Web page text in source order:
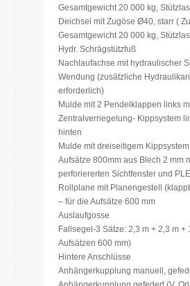
Gesamtgewicht 20 000 kg,
Deichsel mit Zugöse Ø40, starr (
Gesamtgewicht 20 000 kg,
Hydr. Schrägstützfuß
Nachlaufachse mit hydraulischer
Wendung (zusätzliche
erforderlich)
Mulde mit 2 Pendelklappen links
Zentralverriegelung- Kippsystem
hinten
Mulde mit dreiseitigem Kippsystem
Aufsätze 800mm aus Blech 2 mm
perforiererten Sichtfenster und
Rollplane mit Planengestell
– für die Aufsätze 600 mm
Auslaufgosse
Fallsegel-3 Sätze: 2,3 m + 2,3 m +
Aufsätzen 600 mm)
Hintere Anschlüsse
Anhängerkupplung manuell,